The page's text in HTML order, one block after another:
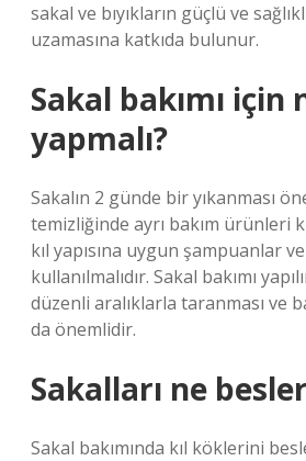
sakal ve bıyıkların güçlü ve
uzamasına katkıda bulunur.
Sakal bakımı için
yapmalı?
Sakalın 2 günde bir yıkanması
temizliğinde ayrı bakım ürünleri
kıl yapısına uygun şampuanlar
kullanılmalıdır. Sakal bakımı
düzenli aralıklarla taranması ve
da önemlidir.
Sakalları ne
Sakal bakımında kıl köklerini